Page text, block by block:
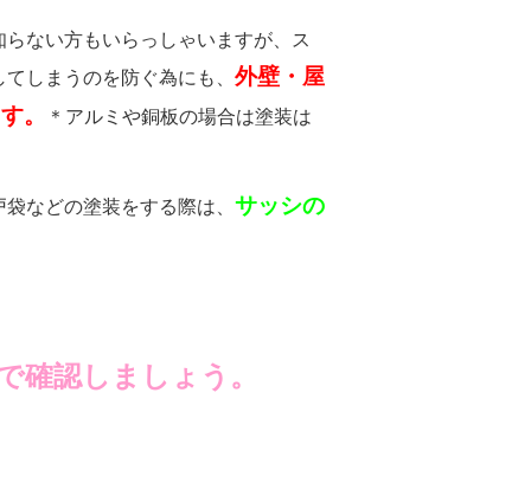
ない方もいらっしゃいますが、ス
しまうのを防ぐ為にも、 外壁・屋
。
＊アルミや銅板の場合は塗装は
などの塗装をする際は、 サッシの
確認しましょう。